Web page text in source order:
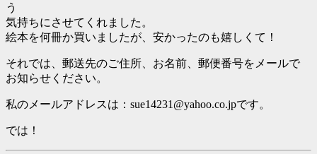
う
気持ちにさせてくれました。
絵本を何冊か買いましたが、安かったのも嬉しくて！
それでは、郵送先のご住所、お名前、郵便番号をメールで
お知らせください。
私のメールアドレスは：sue14231@yahoo.co.jpです。
では！